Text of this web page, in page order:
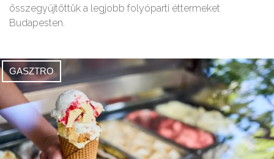
összegyűjtöttük a legjobb folyóparti éttermeket
Budapesten.
GASZTRO